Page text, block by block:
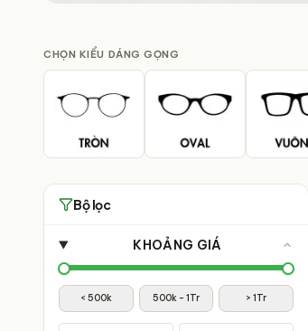
GỌNG TRẺ
Đa dạng kiểu dáng, chất liệu cao
cách.
Chính hãng 100%
Cam kết chất lượng
Bảo
Lỗi 1
CHỌN KIỂU DÁNG GỌNG
Bộ lọc
KHOẢNG GIÁ
< 500k 500k - 1Tr > 1Tr